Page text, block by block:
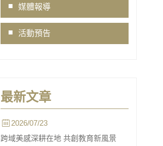
媒體報導
活動預告
最新文章
2026/07/23
跨域美感深耕在地 共創教育新風景